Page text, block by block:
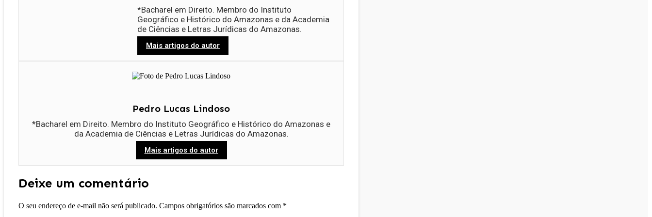
*Bacharel em Direito. Membro do Instituto
Geográfico e Histórico do Amazonas e da Academia
de Ciências e Letras Jurídicas do Amazonas.
Mais artigos do autor
Pedro Lucas Lindoso
*Bacharel em Direito. Membro do Instituto Geográfico e Histórico do Amazonas e
da Academia de Ciências e Letras Jurídicas do Amazonas.
Mais artigos do autor
Deixe um comentário
O seu endereço de e-mail não será publicado. Campos obrigatórios são marcados com *